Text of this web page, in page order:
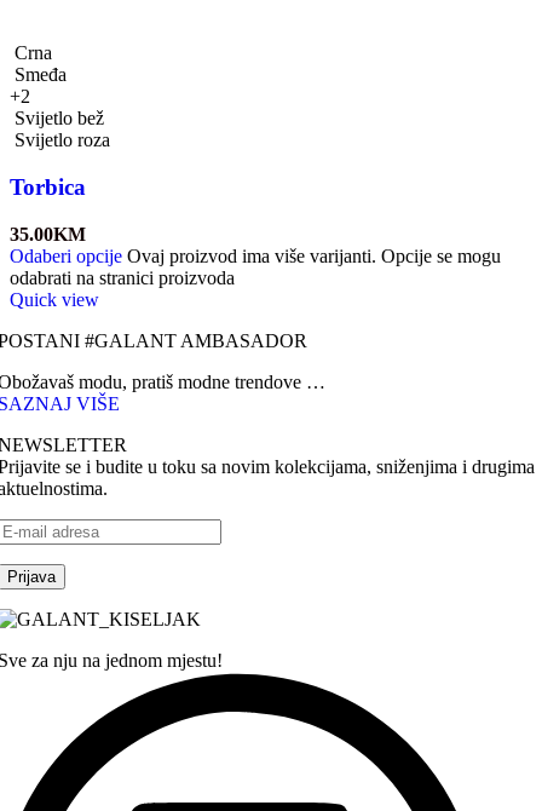
Crna
Smeđa
+2
Svijetlo bež
Svijetlo roza
Torbica
35.00KM
Odaberi opcije Ovaj proizvod ima više varijanti. Opcije se mogu
odabrati na stranici proizvoda
Quick view
#GALANT AMBASADOR
modu, pratiš modne trendove …
VIŠE
se i budite u toku sa novim kolekcijama, sniženjima i drugima
za nju na jednom mjestu!